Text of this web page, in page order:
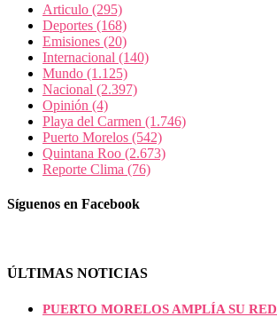
Articulo (295)
Deportes (168)
Emisiones (20)
Internacional (140)
Mundo (1.125)
Nacional (2.397)
Opinión (4)
Playa del Carmen (1.746)
Puerto Morelos (542)
Quintana Roo (2.673)
Reporte Clima (76)
Síguenos en Facebook
ÚLTIMAS NOTICIAS
PUERTO MORELOS AMPLÍA SU